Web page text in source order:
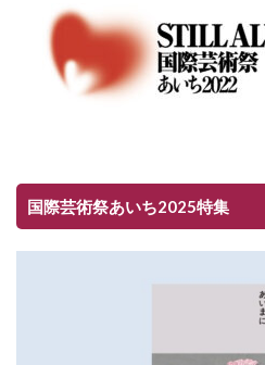
国際芸術祭あいち2025特集